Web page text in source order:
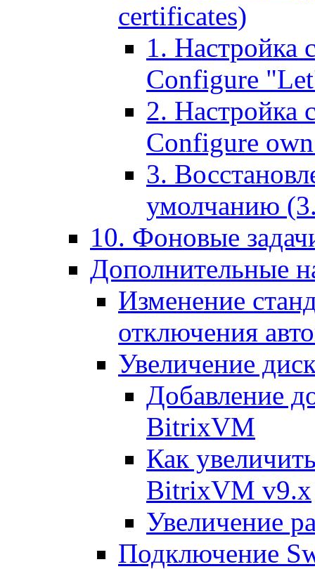
certificates)
1. Настройка
Configure
2. Настройка
Configure
3.
умолчанию
10. Фоновые
Дополнительные
Изменение
отключения
Увеличение
Добавление
BitrixVM
Как
BitrixVM v9.x
Увеличение
Подключение